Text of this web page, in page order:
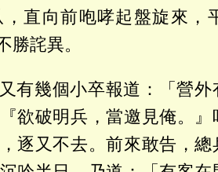
直向前咆哮起盤旋來，
勝詫異。
有幾個小卒報道：「營
欲破明兵，當邀見俺。
逐又不去。前來敢告，